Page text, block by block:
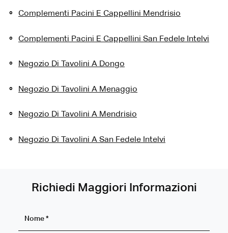
Complementi Pacini E Cappellini Mendrisio
Complementi Pacini E Cappellini San Fedele Intelvi
Negozio Di Tavolini A Dongo
Negozio Di Tavolini A Menaggio
Negozio Di Tavolini A Mendrisio
Negozio Di Tavolini A San Fedele Intelvi
Richiedi Maggiori Informazioni